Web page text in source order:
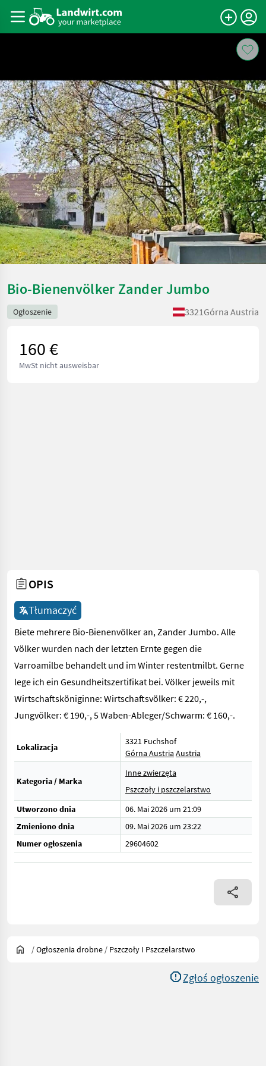
Bio-Bienenvölker Zander Jumbo
Ogłoszenie 3321Górna Austria
160 €
MwSt nicht ausweisbar
OPIS
Tłumaczyć
Biete mehrere Bio-Bienenvölker an, Zander Jumbo. Alle
Völker wurden nach der letzten Ernte gegen die
Varroamilbe behandelt und im Winter restentmilbt. Gerne
lege ich ein Gesundheitszertifikat bei. Völker jeweils mit
Wirtschaftsköniginne: Wirtschaftsvölker: € 220,-,
Jungvölker: € 190,-, 5 Waben-Ableger/Schwarm: € 160,-.
Lokalizacja
3321 Fuchshof
Górna Austria Austria
Kategoria / Marka
Inne zwierzęta
Pszczoły i pszczelarstwo
Utworzono dnia
06. Mai 2026 um 21:09
Zmieniono dnia
09. Mai 2026 um 23:22
Numer ogłoszenia
29604602
/Ogłoszenia drobne / Pszczoły I Pszczelarstwo
Zgłoś ogłoszenie